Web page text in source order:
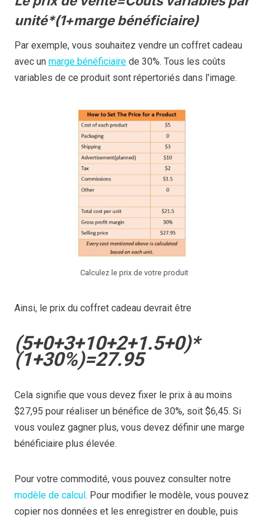
unité*(1+marge bénéficiaire)
Par exemple, vous souhaitez vendre un coffret cadeau
avec un marge bénéficiaire de 30%. Tous les coûts
variables de ce produit sont répertoriés dans l'image.
Calculez le prix de votre produit
Ainsi, le prix du coffret cadeau devrait être
(5+0+3+10+2+1.5+0)*
(1+30%)=27.95
Cela signifie que vous devez fixer le prix à au moins
$27,95 pour réaliser un bénéfice de 30%, soit $6,45. Si
vous voulez gagner plus, vous devez définir une marge
bénéficiaire plus élevée.
Pour votre commodité, vous pouvez consulter notre
modèle de calcul . Pour modifier le modèle, vous pouvez
copier nos données et les enregistrer en double, puis